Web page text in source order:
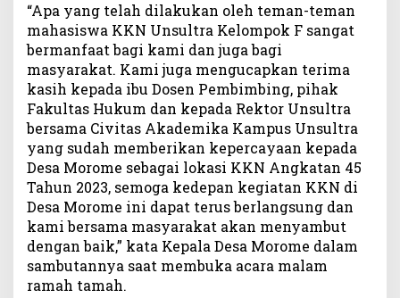
“Apa yang telah dilakukan oleh teman-teman
mahasiswa KKN Unsultra Kelompok F sangat
bermanfaat bagi kami dan juga bagi
masyarakat. Kami juga mengucapkan terima
kasih kepada ibu Dosen Pembimbing, pihak
Fakultas Hukum dan kepada Rektor Unsultra
bersama Civitas Akademika Kampus Unsultra
yang sudah memberikan kepercayaan kepada
Desa Morome sebagai lokasi KKN Angkatan 45
Tahun 2023, semoga kedepan kegiatan KKN di
Desa Morome ini dapat terus berlangsung dan
kami bersama masyarakat akan menyambut
dengan baik,” kata Kepala Desa Morome dalam
sambutannya saat membuka acara malam
ramah tamah.